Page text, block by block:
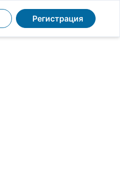
Регистрация